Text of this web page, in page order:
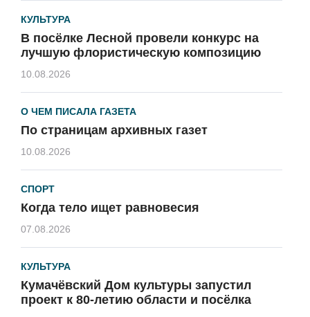
КУЛЬТУРА
В посёлке Лесной провели конкурс на
лучшую флористическую композицию
10.08.2026
О ЧЕМ ПИСАЛА ГАЗЕТА
По страницам архивных газет
10.08.2026
СПОРТ
Когда тело ищет равновесия
07.08.2026
КУЛЬТУРА
Кумачёвский Дом культуры запустил
проект к 80-летию области и посёлка